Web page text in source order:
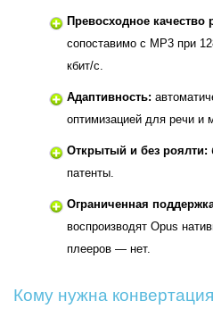
Превосходное качество
сопоставимо с MP3 при
кбит/с.
Адаптивность:
оптимизацией для речи и
Открытый и без роялти:
патенты.
Ограниченная
воспроизводят Opus
плееров — нет.
Кому нужна